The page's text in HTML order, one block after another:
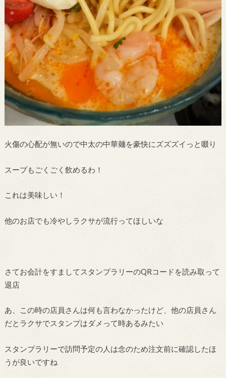
火傷の心配が無いので中太の中華麺を豪快にズズズイっと啜り
スープもごくごく飲めるわ！
これは美味しい！
他のお店でも冷やしラクサが流行ってほしいな
さてお会計をすましてスタンプラリーのQRコードを読み取って
退店
あ、この時の店員さんは何も言わなかったけど、他の店員さん
だとラクサでスタンプはダメって時あるみたい
スタンプラリーで訪問予定の人は念のため注文前に確認したほ
うが良いですね